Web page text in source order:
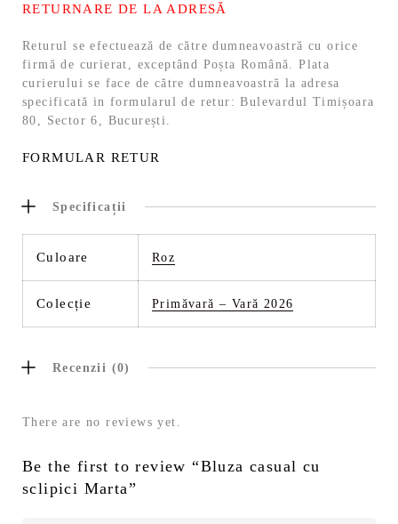
RETURNARE DE LA ADRESĂ
Returul se efectuează de către dumneavoastră cu orice
firmă de curierat, exceptând Poșta Română. Plata
curierului se face de către dumneavoastră la adresa
specificată in formularul de retur: Bulevardul Timișoara
80, Sector 6, București.
FORMULAR RETUR
Specificații
Culoare Roz
Colecție Primăvară – Vară 2026
Recenzii (0)
There are no reviews yet.
Be the first to review “Bluza casual cu
sclipici Marta”